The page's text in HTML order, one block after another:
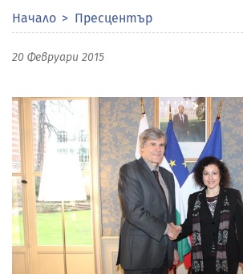
Начало Пресцентър
20 Февруари 2015